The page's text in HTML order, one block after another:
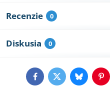
Recenzie 0
Diskusia 0
FacebookTwitterBluesky